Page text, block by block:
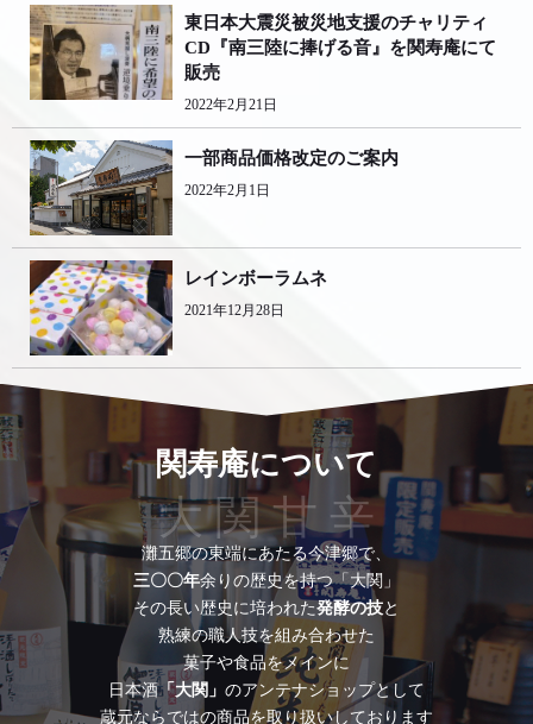
東日本大震災被災地支援のチャリティ
CD『南三陸に捧げる音』を関寿庵にて
販売
2022年2月21日
一部商品価格改定のご案内
2022年2月1日
レインボーラムネ
2021年12月28日
関寿庵について
大 関 甘 辛
灘五郷の東端にあたる今津郷で、
三〇〇年余りの歴史を持つ「大関」
その長い歴史に培われた発酵の技と
熟練の職人技を組み合わせた
菓子や食品をメインに
日本酒「大関」 のアンテナショップとして
蔵元ならではの商品を取り扱いしております